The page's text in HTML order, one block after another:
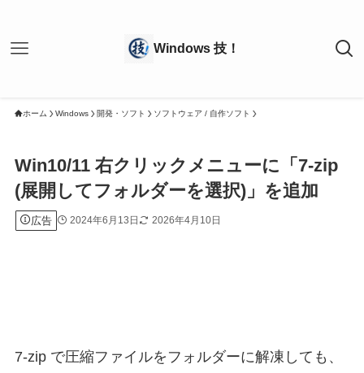
ホーム Windows 開発・ソフト ソフトウェア / 自作ソフト
Win10/11 右クリックメニューに「7-zip
(展開してフォルダーを選択)」を追加
広告 2024年6月13日 2026年4月10日
7-zip で圧縮ファイルをフォルダーに解凍しても、